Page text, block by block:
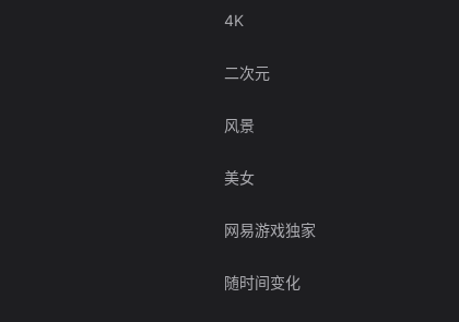
4K
二次元
风景
美女
网易游戏独家
随时间变化